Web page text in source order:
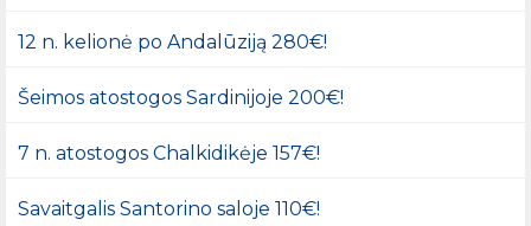
12 n. kelionė po Andalūziją 280€!
Šeimos atostogos Sardinijoje 200€!
7 n. atostogos Chalkidikėje 157€!
Savaitgalis Santorino saloje 110€!